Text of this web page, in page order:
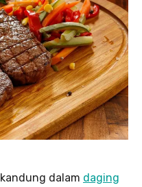
dalam daging